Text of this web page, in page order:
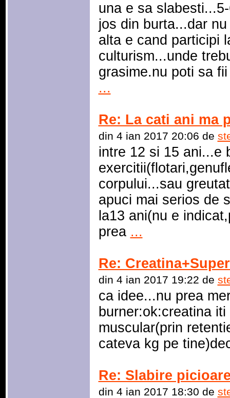
una e sa
jos din burta...dar
alta e cand participi
culturism...unde
grasime.nu poti sa
...
Re: La cati ani ma
din 4 ian 2017 20:06 de
intre 12 si 15 ani...e
corpului...sau
apuci mai serios de
la13 ani(nu e
prea ...
Re:
din 4 ian 2017 19:22 de
ca idee...nu prea
burner:ok:creatina
muscular(prin
cateva kg pe
Re: Slabire
din 4 ian 2017 18:30 de